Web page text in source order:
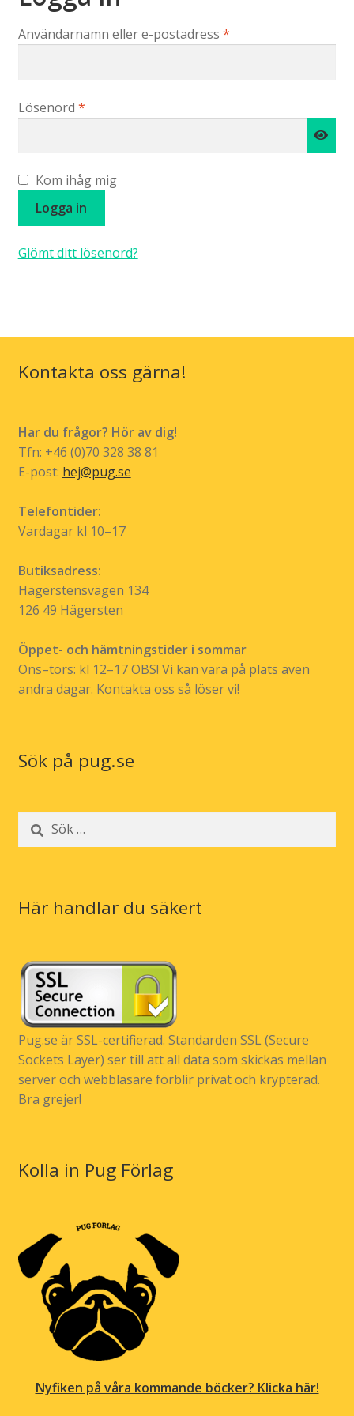
Användarnamn eller e-postadress *Obligatoriskt
Lösenord *Obligatoriskt
Kom ihåg mig
Logga in
Glömt ditt lösenord?
Kontakta oss gärna!
Har du frågor? Hör av dig!
Tfn: +46 (0)70 328 38 81
E-post: hej@pug.se
Telefontider:
Vardagar kl 10–17
Butiksadress:
Hägerstensvägen 134
126 49 Hägersten
Öppet- och hämtningstider i sommar
Ons–tors: kl 12–17 OBS! Vi kan vara på plats även
andra dagar. Kontakta oss så löser vi!
Sök på pug.se
Sök
efter:
Här handlar du säkert
Pug.se är SSL-certifierad. Standarden SSL (Secure
Sockets Layer) ser till att all data som skickas mellan
server och webbläsare förblir privat och krypterad.
Bra grejer!
Kolla in Pug Förlag
Nyfiken på våra kommande böcker? Klicka här!